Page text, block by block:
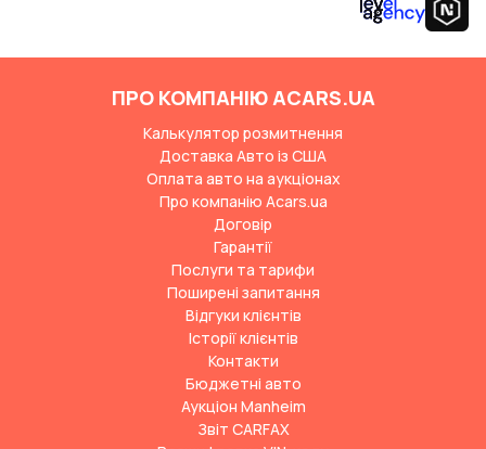
ПРО КОМПАНІЮ ACARS.UA
Калькулятор розмитнення
Доставка Авто із США
Оплата авто на аукціонах
Про компанію Acars.ua
Договір
Гарантії
Послуги та тарифи
Поширені запитання
Відгуки клієнтів
Історії клієнтів
Контакти
Бюджетні авто
Аукціон Manheim
Звіт CARFAX